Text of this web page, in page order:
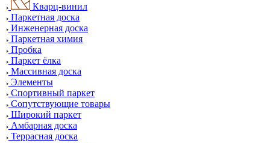
Кварц-винил
Паркетная доска
Инженерная доска
Паркетная химия
Пробка
Паркет ёлка
Массивная доска
Элементы
Спортивный паркет
Сопутствующие товары
Широкий паркет
Амбарная доска
Террасная доска